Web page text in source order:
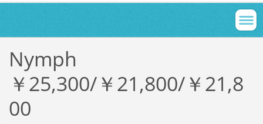
Nymph
￥25,300/￥21,800/￥21,8
00